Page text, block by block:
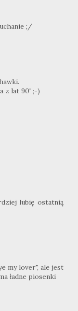
;/
z lat 90' ;-)
lubię ostatnią
my lover", ale jest
ładne piosenki